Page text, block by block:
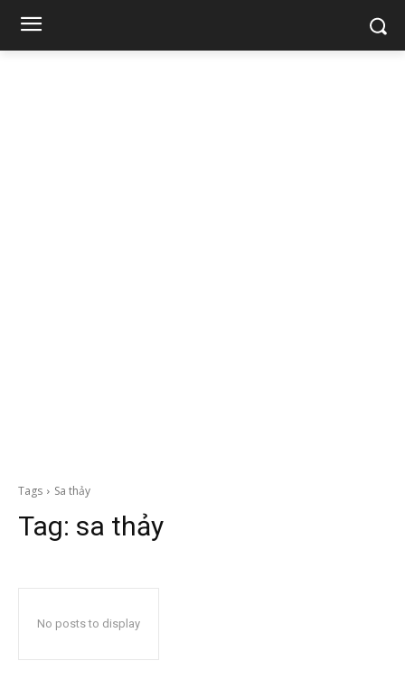
Tags Sa thảy
Tag: sa thảy
No posts to display